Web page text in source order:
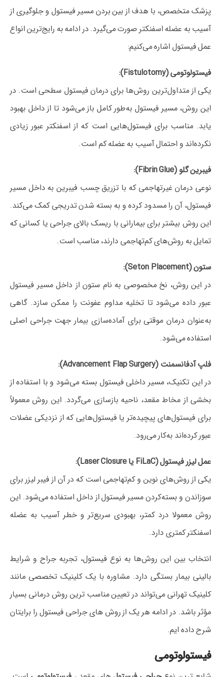
پزشک متخصص، با هدف از بین بردن مسیر فیستول و جلوگیری از
آسیب به عضله اسفنکتر صورت می‌گیرد. در ادامه به رایج‌ترین انواع
عمل فیستول اشاره می‌کنیم:
فیستولوتومی (Fistulotomy):
یکی از متداول‌ترین روش‌ها برای درمان فیستول سطحی است. در
این روش، مسیر فیستول به‌طور کامل باز می‌شود تا از داخل بهبود
یابد. مناسب برای فیستول‌هایی است که از اسفنکتر عبور زیادی
نکرده‌اند و احتمال آسیب به عضله کم است.
فیبرین گلو (Fibrin Glue):
نوعی درمان غیرتهاجمی که با تزریق چسب فیبرین به داخل مسیر
فیستول، آن را مسدود کرده و به بسته شدن تدریجی کمک می‌کند.
این روش بیشتر برای بیمارانی با ریسک بالای جراحی یا کسانی که
تمایل به روش‌های کم‌تهاجمی دارند، مناسب است.
ستون (Seton Placement):
در این روش، نخ مخصوصی به نام ستون از داخل مسیر فیستول
عبور داده می‌شود تا تخلیه مداوم عفونت را ممکن سازد. گاهی
به‌عنوان درمان موقتی برای آماده‌سازی بیمار جهت جراحی اصلی
استفاده می‌شود.
فلپ آدفانسمنت (Advancement Flap Surgery):
در این تکنیک، مسیر داخلی فیستول بسته می‌شود و با استفاده از
بخشی از مخاط مقعد، ناحیه بازسازی می‌گردد. این روش معمولاً
برای فیستول‌های پیچیده‌تر یا فیستول‌هایی که از نزدیکی عضلات
عبور کرده‌اند به‌کار می‌رود.
عمل لیزر فیستول (FiLaC یا Laser Closure):
یکی از روش‌های نوین و کم‌تهاجمی است که در آن از فیبر لیزر برای
سوزاندن و بسته‌کردن مسیر فیستول از داخل استفاده می‌شود. این
روش معمولا درد کمتر، بهبودی سریع‌تر و خطر آسیب به عضله
اسفنکتر کمتری دارد.
انتخاب بین این روش‌ها به نوع فیستول، تجربه جراح و شرایط
بالینی بیمار بستگی دارد. مشاوره با یک کلینیک تخصصی مانند
کلینیک تهرانی می‌تواند در تعیین مناسب‌ ترین روش درمانی بسیار
مؤثر باشد. در ادامه هر یک از روش های جراحی فیستول را برایتان
شرح داده ایم.
فیستولوتومی